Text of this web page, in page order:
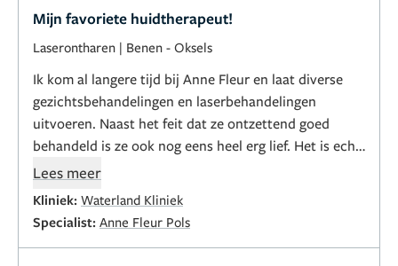
Mijn favoriete huidtherapeut!
Laserontharen | Benen - Oksels
Ik kom al langere tijd bij Anne Fleur en laat diverse
gezichtsbehandelingen en laserbehandelingen
uitvoeren. Naast het feit dat ze ontzettend goed
behandeld is ze ook nog eens heel erg lief. Het is echt
een uitje om bij haar in de stoel te liggen en de
Lees meer
Kliniek: Waterland Kliniek
Specialist: Anne Fleur Pols